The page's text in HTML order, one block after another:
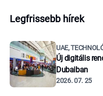
Legfrissebb hírek
UAE,
Új digitális
Dubaiban
2026. 07. 25